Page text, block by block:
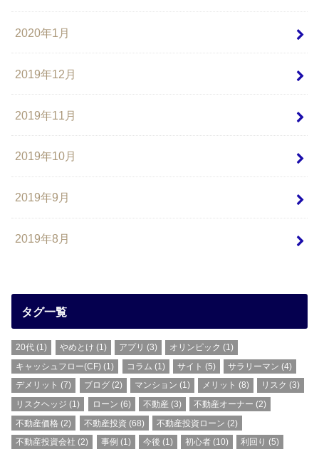
2020年1月
2019年12月
2019年11月
2019年10月
2019年9月
2019年8月
タグ一覧
20代 (1) やめとけ (1) アプリ (3) オリンピック (1)
キャッシュフロー(CF) (1) コラム (1) サイト (5) サラリーマン (4)
デメリット (7) ブログ(2) マンション (1) メリット (8) リスク (3)
リスクヘッジ (1) ローン (6) 不動産(3) 不動産オーナー (2)
不動産価格 (2) 不動産投資 (68) 不動産投資ローン (2)
不動産投資会社 (2) 事例 (1) 今後 (1) 初心者 (10) 利回り (5)